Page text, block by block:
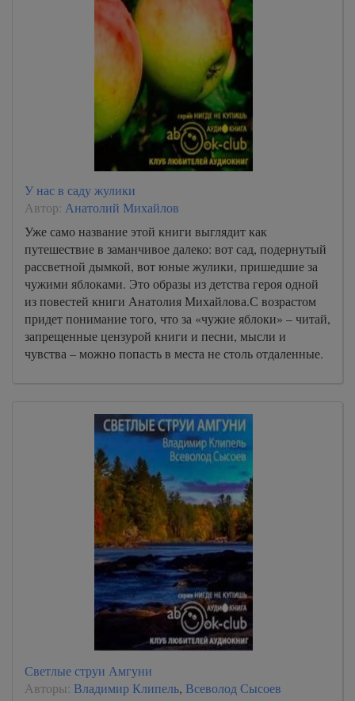
У нас в саду жулики
Автор: Анатолий Михайлов
Уже само название этой книги выглядит как
путешествие в заманчивое далеко: вот сад, подернутый
рассветной дымкой, вот юные жулики, пришедшие за
чужими яблоками. Это образы из детства героя одной
из повестей книги Анатолия Михайлова.С возрастом
придет понимание того, что за «чужие яблоки» – читай,
запрещенные цензурой книги и песни, мысли и
чувства – можно попасть в места не столь отдаленные.
Светлые струи Амгуни
Авторы: Владимир Клипель, Всеволод Сысоев